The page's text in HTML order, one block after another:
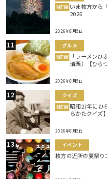
NEW いま枚方から
2026
2026年8月5日
グルメ
NEW
「ラーメン
渚西）【ひら
2026年8月5日
クイズ
NEW 昭和27年にひ
らかたクイズ】
2026年8月5日
イベント
枚方の近所の夏祭り